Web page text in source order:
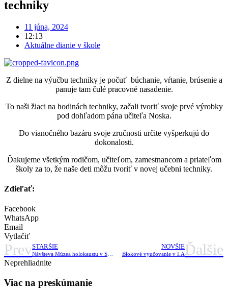
techniky
11 júna, 2024
12:13
Aktuálne dianie v škole
Z dielne na výučbu techniky je počuť búchanie, vŕtanie, brúsenie a
panuje tam čulé pracovné nasadenie.
To naši žiaci na hodinách techniky, začali tvoriť svoje prvé výrobky
pod dohľadom pána učiteľa Noska.
Do vianočného bazáru svoje zručnosti určite vyšperkujú do
dokonalosti.
Ďakujeme všetkým rodičom, učiteľom, zamestnancom a priateľom
školy za to, že naše deti môžu tvoriť v novej učebni techniky.
Zdieľať:
Facebook
WhatsApp
Email
Vytlačiť
PrevSTARŠIE NOVŠIE
Blokové vyučovanie v I.AĎalšie
Neprehliadnite
Viac na preskúmanie